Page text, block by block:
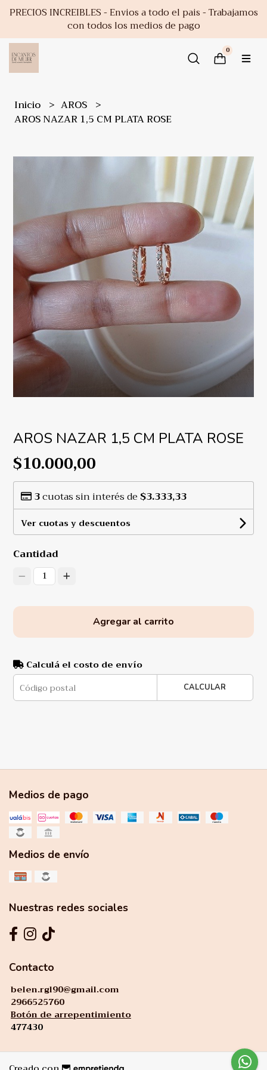
PRECIOS INCREIBLES - Envios a todo el pais - Trabajamos
con todos los medios de pago
0
Inicio
AROS
AROS NAZAR 1,5 CM PLATA ROSE
AROS NAZAR 1,5 CM PLATA ROSE
$10.000,00
3cuotas sin interés de $3.333,33
Ver cuotas y descuentos
Cantidad
1
Agregar al carrito
Calculá el costo de envío
CALCULAR
Medios de pago
Medios de envío
Nuestras redes sociales
Contacto
belen.rgl90@gmail.com
2966525760
Botón de arrepentimiento
477430